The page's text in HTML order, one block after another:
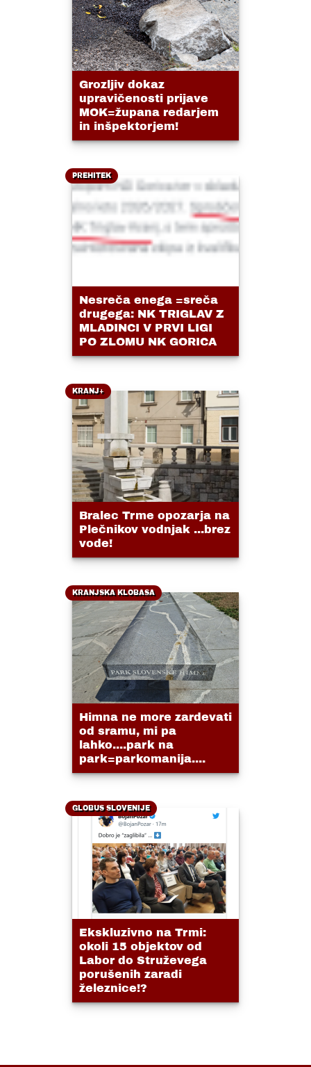
Grozljiv dokaz
upravičenosti prijave
MOK=župana redarjem
in inšpektorjem!
PREHITEK
Nesreča enega =sreča
drugega: NK TRIGLAV Z
MLADINCI V PRVI LIGI
PO ZLOMU NK GORICA
KRANJ+
Bralec Trme opozarja na
Plečnikov vodnjak ...brez
vode!
KRANJSKA KLOBASA
Himna ne more zardevati
od sramu, mi pa
lahko....park na
park=parkomanija....
GLOBUS SLOVENIJE
Ekskluzivno na Trmi:
okoli 15 objektov od
Labor do Struževega
porušenih zaradi
železnice!?